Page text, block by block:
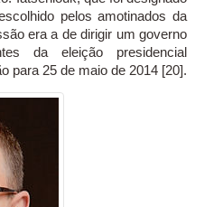
pelos amotinados da
era a de dirigir um governo
da eleição presidencial
para 25 de maio de 2014 [20].